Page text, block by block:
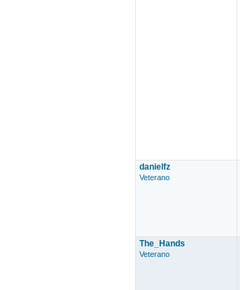
danielfz
Veterano
The_Hands
Veterano